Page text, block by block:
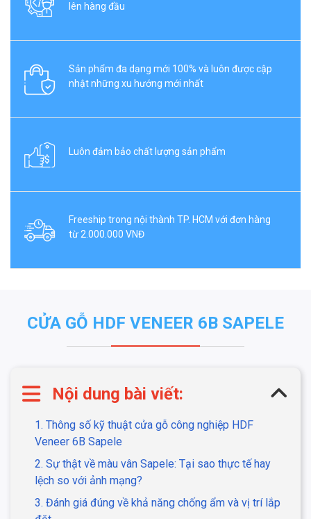
lên hàng đầu
Sản phẩm đa dạng mới 100% và luôn được cập
nhật những xu hướng mới nhất
Luôn đảm bảo chất lượng sản phẩm
Freeship trong nội thành TP. HCM với đơn hàng
từ 2.000.000 VNĐ
CỬA GỖ HDF VENEER 6B SAPELE
Nội dung bài viết:
1. Thông số kỹ thuật cửa gỗ công nghiệp HDF
Veneer 6B Sapele
2. Sự thật về màu vân Sapele: Tại sao thực tế hay
lệch so với ảnh mạng?
3. Đánh giá đúng về khả năng chống ẩm và vị trí lắp